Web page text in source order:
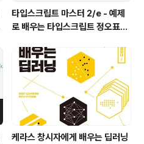
타입스크립트 마스터 2/e - 예제
로 배우는 타입스크립트 정오표
케라스 창시자에게 배우는 딥러닝